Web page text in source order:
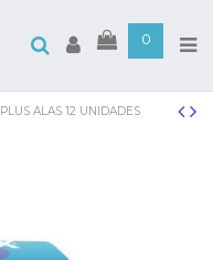
0
ALAS 12 UNIDADES